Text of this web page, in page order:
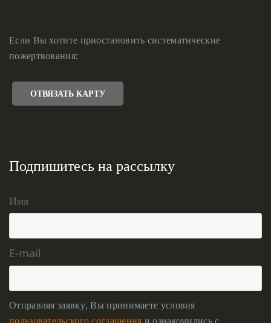
Если Вы хотите приостановить систематические
пожертвования:
ОТВЯЗАТЬ КАРТУ
Подпишитесь на рассылку
Имя
E-mail
Отправляя заявку, Вы принимаете условия